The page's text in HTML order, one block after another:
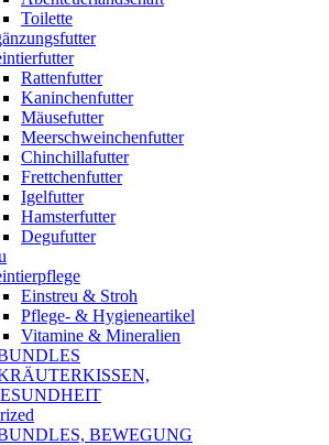
Toilette
Rattenfutter
Kaninchenfutter
Mäusefutter
Meerschweinchenfutter
Chinchillafutter
Frettchenfutter
Igelfutter
Hamsterfutter
Degufutter
Einstreu & Stroh
Pflege- & Hygieneartikel
Vitamine & Mineralien
BEWEGUNG